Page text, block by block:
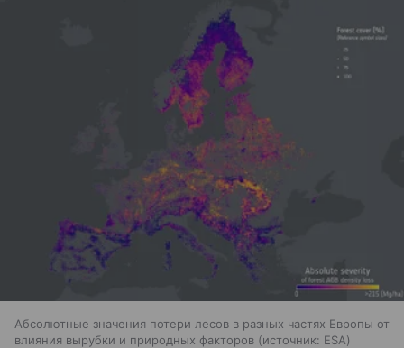
Абсолютные значения потери лесов в разных частях Европы от
влияния вырубки и природных факторов
источник: ESA